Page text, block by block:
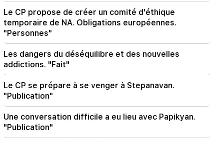
marché russe sont préoccupantes. Rubinyan
vers Matvienko
18:11
Un incident tragique à la décharge de
Nubarashen
18:01
Alla Pugacheva envisage de revenir sur scène
en raison de problèmes financiers
17:52
L'Iran et Oman ont convenu de reprendre la
navigation dans le détroit d'Ormuz. Al-Arabiya
Le CP propose de créer un comité d'éthique
temporaire de NA. Obligations européennes.
"Personnes"
Les dangers du déséquilibre et des nouvelles
addictions. "Fait"
Le CP se prépare à se venger à Stepanavan.
"Publication"
Une conversation difficile a eu lieu avec Papikyan.
"Publication"